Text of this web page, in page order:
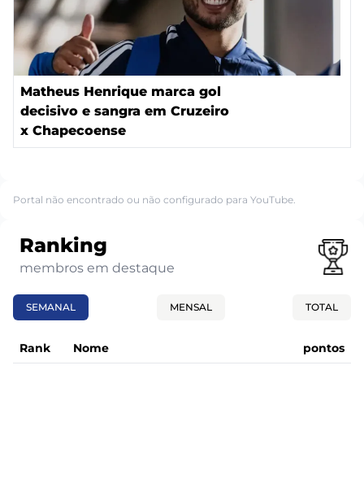
Matheus Henrique marca gol
decisivo e sangra em Cruzeiro
x Chapecoense
Portal não encontrado ou não configurado para YouTube.
Ranking
membros em destaque
SEMANAL MENSAL TOTAL
Rank Nome pontos